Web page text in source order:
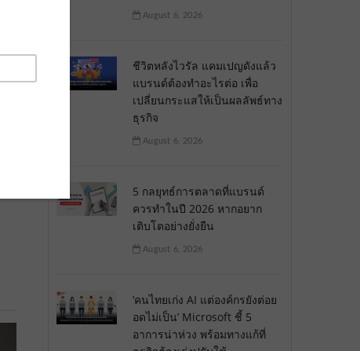
August 6, 2026
ชีวิตหลังไวรัล แคมเปญดังแล้ว
แบรนด์ต้องทำอะไรต่อ เพื่อ
เปลี่ยนกระแสให้เป็นผลลัพธ์ทาง
ธุรกิจ
August 6, 2026
5 กลยุทธ์การตลาดที่แบรนด์
ควรทำในปี 2026 หากอยาก
เติบโตอย่างยั่งยืน
August 6, 2026
‘คนไทยเก่ง AI แต่องค์กรยังต่อย
อดไม่เป็น’ Microsoft ชี้ 5
อาการน่าห่วง พร้อมทางแก้ที่